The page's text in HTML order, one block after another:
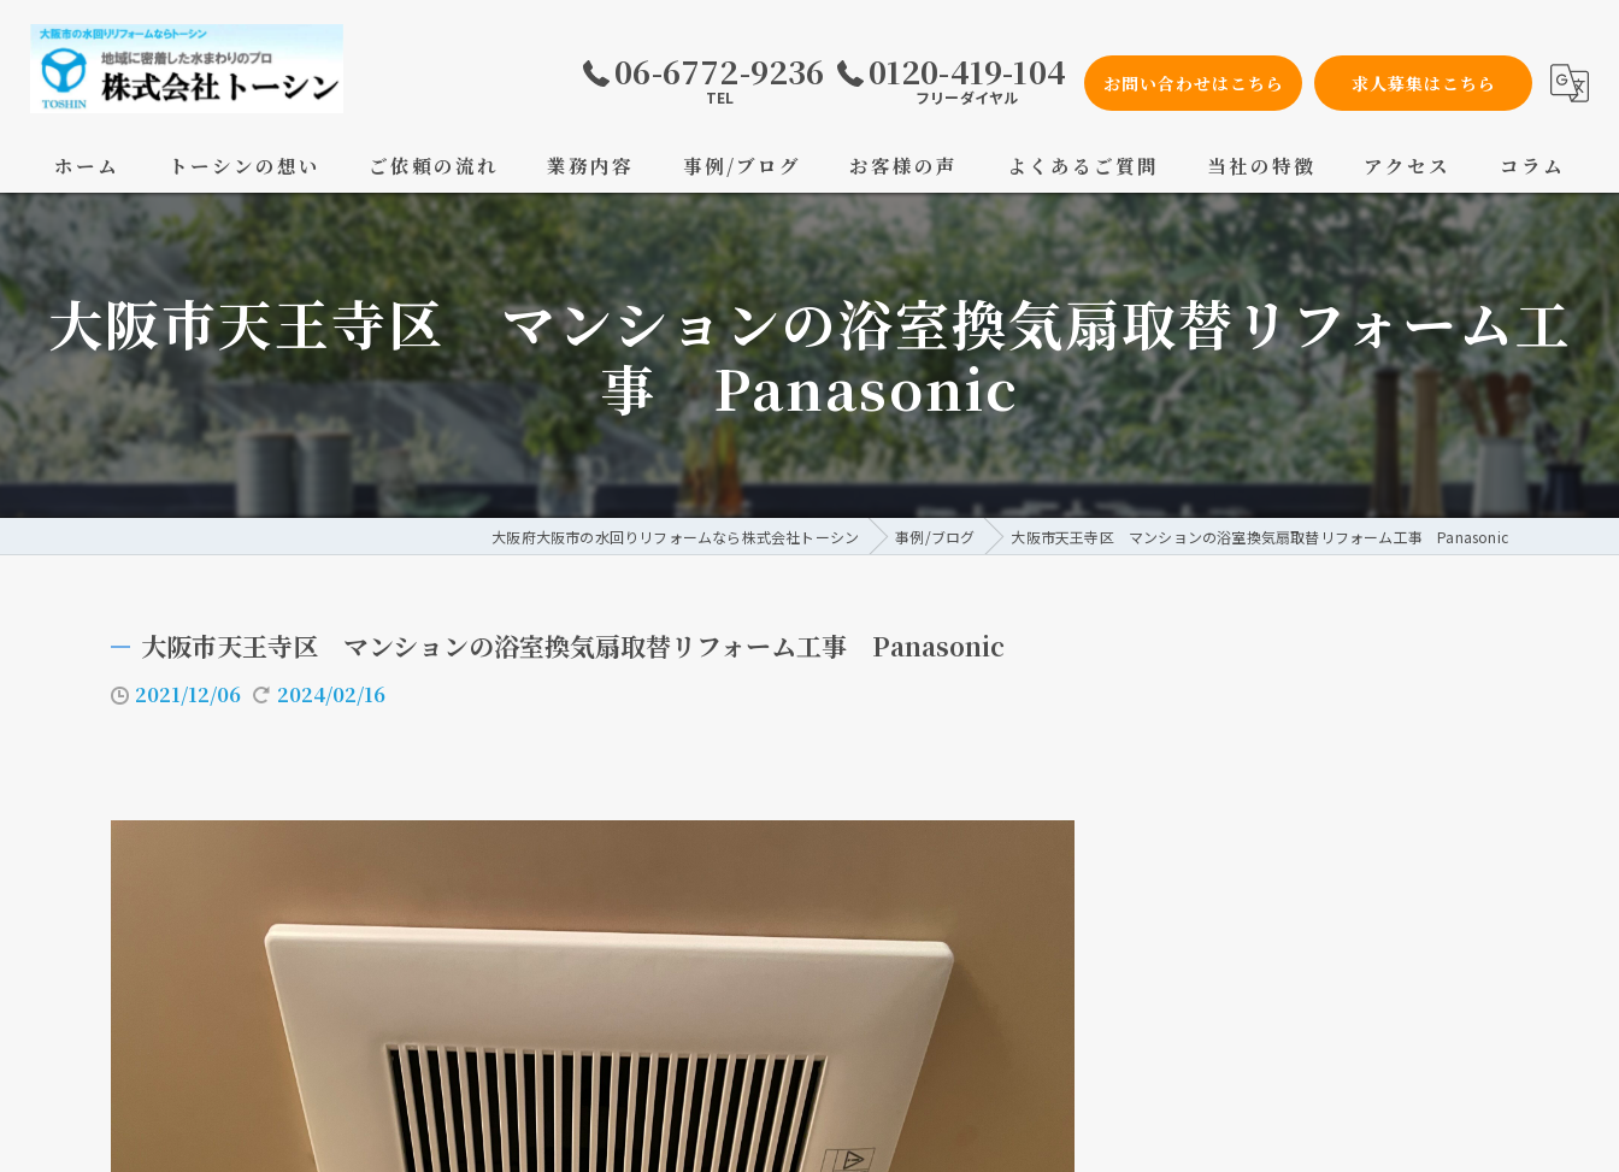
06-6772-9236
TEL
0120-419-104
フリーダイヤル
お問い合わせはこちら 求人募集はこちら
ホーム トーシンの想い ご依頼の流れ 業務内容 事例/ブログ お客様の声 よくあるご質問 当社の特徴
設備工事
内装工事
メンテナンス
配管工事
交換
アクセス コラム
大阪市天王寺区 マンションの浴室換気扇取替リフォーム工
事 Panasonic
大阪府大阪市の水回りリフォームなら株式会社トーシン 事例/ブログ 大阪市天王寺区 マンションの浴室換気扇取替リフォーム工事 Panasonic
大阪市天王寺区 マンションの浴室換気扇取替リフォーム工事 Panasonic
2021/12/06 2024/02/16